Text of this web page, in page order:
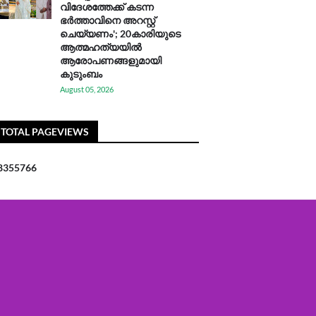
വിദേശത്തേക്ക് കടന്ന
ഭർത്താവിനെ അറസ്റ്റ്
ചെയ്യണം'; 20കാരിയുടെ
ആത്മഹത്യയിൽ
ആരോപണങ്ങളുമായി
കുടുംബം
August 05, 2026
TOTAL PAGEVIEWS
355766